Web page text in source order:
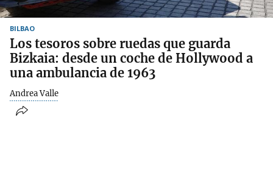
BILBAO
Los tesoros sobre ruedas que guarda
Bizkaia: desde un coche de Hollywood a
una ambulancia de 1963
Andrea Valle